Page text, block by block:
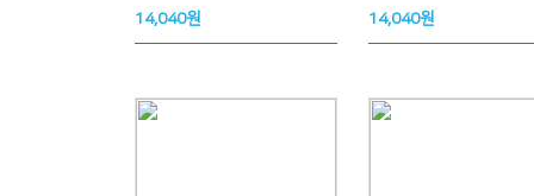
14,040원
14,040원